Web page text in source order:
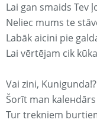
Lai gan smaids Tev
Neliec mums te
Labāk aicini pie
Lai vērtējam cik
Vai zini, Kunigunda!?
Šorīt man
Tur trekniem